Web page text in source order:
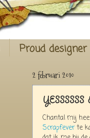
Proud
2 februari 2010
Chantal mij
Scrapfeverte